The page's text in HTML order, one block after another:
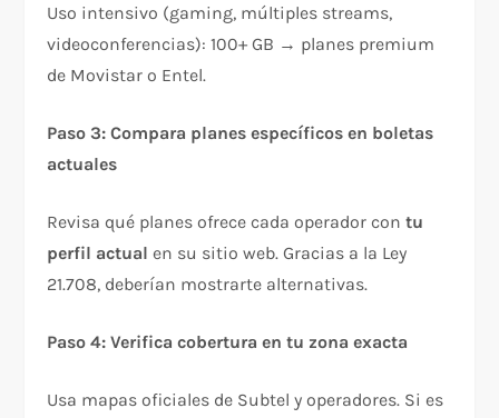
Uso intensivo (gaming, múltiples streams,
videoconferencias): 100+ GB → planes premium
de Movistar o Entel.
Paso 3: Compara planes específicos en boletas
actuales
Revisa qué planes ofrece cada operador contu
perfil actual en su sitio web. Gracias a la Ley
21.708, deberían mostrarte alternativas.
Paso 4: Verifica cobertura en tu zona exacta
Usa mapas oficiales de Subtel y operadores. Si es